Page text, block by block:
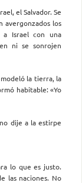
el Salvador. Se
avergonzados los
a Israel con una
ni se sonrojen
la tierra, la
habitable: «Yo
dije a la estirpe
lo que es justo.
las naciones. No